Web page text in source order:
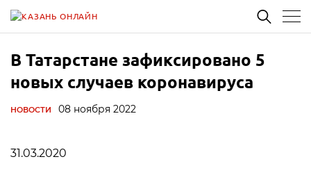
В Татарстане зафиксировано 5
новых случаев коронавируса
НОВОСТИ 08 ноября 2022
31.03.2020